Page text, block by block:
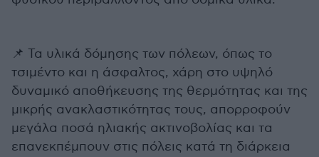
📌 Τα υλικά δόμησης των πόλεων, όπως το
τσιμέντο και η άσφαλτος, χάρη στο υψηλό
δυναμικό αποθήκευσης της θερμότητας και της
μικρής ανακλαστικότητας τους, απορροφούν
μεγάλα ποσά ηλιακής ακτινοβολίας και τα
επανεκπέμπουν στις πόλεις κατά τη διάρκεια